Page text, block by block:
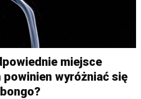
miejsce
powinien wyróżniać się